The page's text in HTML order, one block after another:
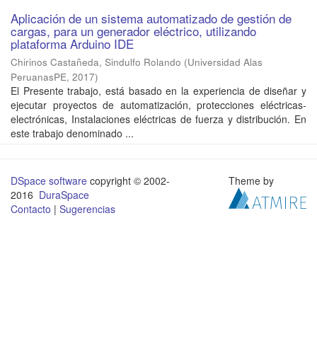
Aplicación de un sistema automatizado de gestión de
cargas, para un generador eléctrico, utilizando
plataforma Arduino IDE
Chirinos Castañeda, Sindulfo Rolando (Universidad Alas
PeruanasPE, 2017)
El Presente trabajo, está basado en la experiencia de diseñar y
ejecutar proyectos de automatización, protecciones eléctricas-
electrónicas, Instalaciones eléctricas de fuerza y distribución. En
este trabajo denominado ...
DSpace software copyright © 2002-
2016 DuraSpace
Contacto | Sugerencias
Theme by